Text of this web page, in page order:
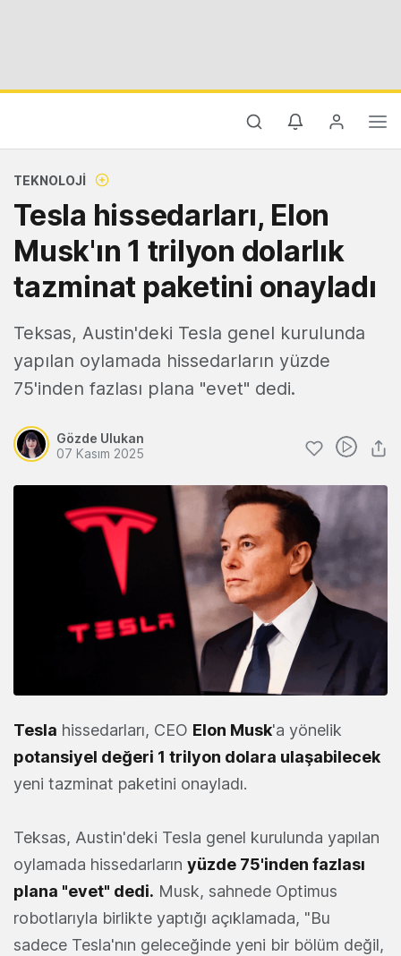
TEKNOLOJI
Tesla hissedarları, Elon
Musk'ın 1 trilyon dolarlık
tazminat paketini onayladı
Teksas, Austin'deki Tesla genel kurulunda
yapılan oylamada hissedarların yüzde
75'inden fazlası plana "evet" dedi.
Gözde Ulukan
07 Kasım 2025
Tesla hissedarları, CEO Elon Musk'a yönelik
potansiyel değeri 1 trilyon dolara ulaşabilecek
yeni tazminat paketini onayladı.
Teksas, Austin'deki Tesla genel kurulunda yapılan
oylamada hissedarların yüzde 75'inden fazlası
plana "evet" dedi. Musk, sahnede Optimus
robotlarıyla birlikte yaptığı açıklamada, "Bu
sadece Tesla'nın geleceğinde yeni bir bölüm değil,